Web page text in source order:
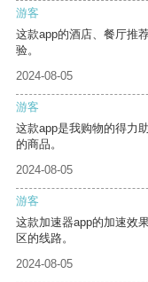
游客
这款app的酒店、餐厅推
验。
2024-08-05
游客
这款app是我购物的得力
的商品。
2024-08-05
游客
这款加速器app的加速效
区的线路。
2024-08-05